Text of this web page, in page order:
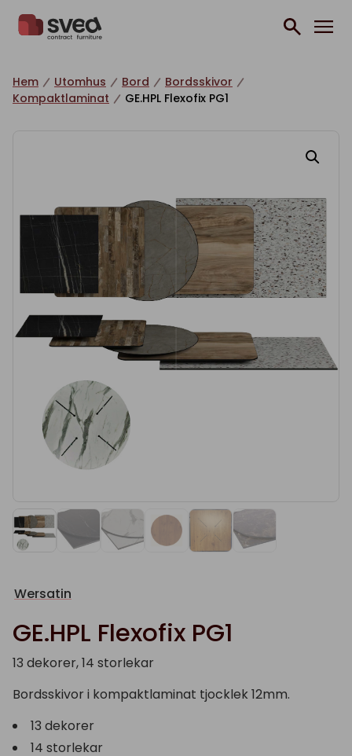
Hem Utomhus Bord
Bordsskivor
Kompaktlaminat
GE.HPL Flexofix PG1
Wersatin
GE.HPL Flexofix PG1
13 dekorer, 14 storlekar
Bordsskivor i kompaktlaminat tjocklek 12mm.
13 dekorer
14 storlekar